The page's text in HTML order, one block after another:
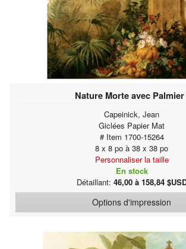
Nature Morte avec Palmier
Capeinick, Jean
Giclées Papier Mat
# Item 1700-15264
8 x 8 po à 38 x 38 po
Personnaliser la taille
En stock
Détaillant: 46,00 à 158,84
Options d'impression